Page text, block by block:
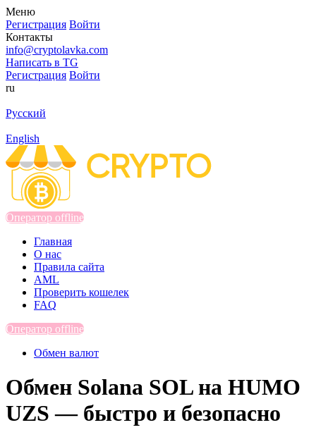
Меню
Регистрация Войти
Контакты
info@cryptolavka.com
Написать в TG
Регистрация Войти
ru
Русский
English
Оператор offline
Главная
О нас
Правила сайта
AML
Проверить кошелек
FAQ
Оператор offline
Обмен валют
Обмен Solana SOL на HUMO
UZS — быстро и безопасно